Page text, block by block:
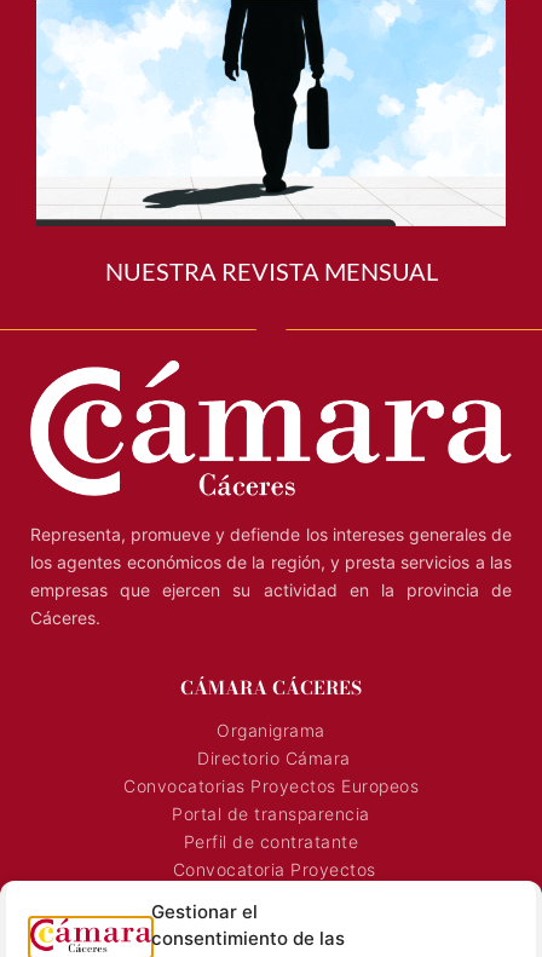
Gestionar el
consentimiento de las
NUESTRA REVISTA MENSUAL
Representa, promueve y defiende los intereses generales de
los agentes económicos de la región, y presta servicios a las
empresas que ejercen su actividad en la provincia de
Cáceres.
CÁMARA CÁCERES
Organigrama
Directorio Cámara
Convocatorias Proyectos Europeos
Portal de transparencia
Perfil de contratante
Convocatoria Proyectos
Horarios Comerciales
Señalización Comercial